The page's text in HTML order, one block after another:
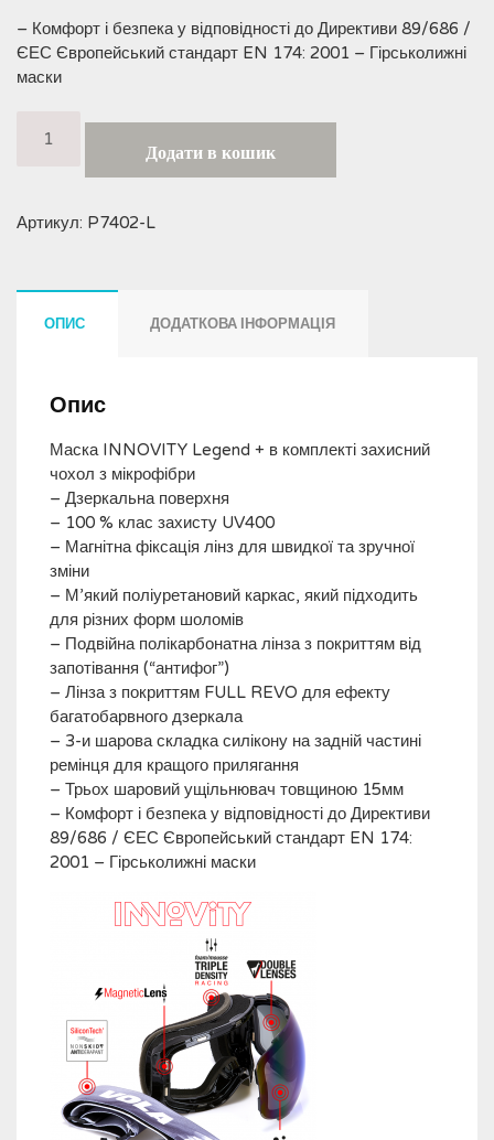
– Комфорт і безпека у відповідності до Директиви 89/686 /
ЄЕС Європейський стандарт EN 174: 2001 – Гірськолижні
маски
INNOVITY
Додати в кошик
Артикул: P7402-L
ОПИС ДОДАТКОВА ІНФОРМАЦІЯ
Опис
Маска INNOVITY Legend + в комплекті захисний
чохол з мікрофібри
– Дзеркальна поверхня
– 100 % клас захисту UV400
– Магнітна фіксація лінз для швидкої та зручної
зміни
– М’який поліуретановий каркас, який підходить
для різних форм шоломів
– Подвійна полікарбонатна лінза з покриттям від
запотівання (“антифог”)
– Лінза з покриттям FULL REVO для ефекту
багатобарвного дзеркала
– 3-и шарова складка силікону на задній частині
ремінця для кращого прилягання
– Трьох шаровий ущільнювач товщиною 15мм
– Комфорт і безпека у відповідності до Директиви
89/686 / ЄЕС Європейський стандарт EN 174:
2001 – Гірськолижні маски